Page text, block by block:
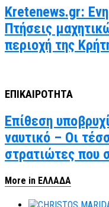
Kretenews.gr:
Πτήσεις
περιοχή της
ΕΠΙΚΑΙΡΟΤΗΤΑ
Επίθεση
ναυτικό – Οι
στρατιώτες που
More in ΕΛΛΑΔΑ